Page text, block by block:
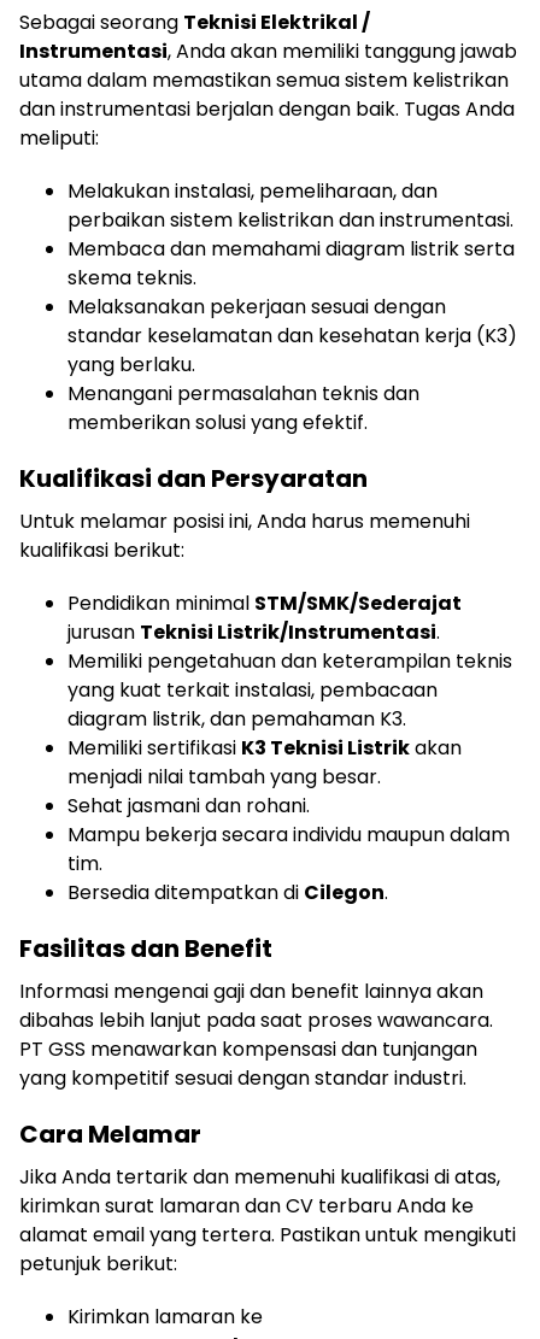
Sebagai seorang Teknisi Elektrikal /
Instrumentasi, Anda akan memiliki tanggung jawab
utama dalam memastikan semua sistem kelistrikan
dan instrumentasi berjalan dengan baik. Tugas Anda
meliputi:
Melakukan instalasi, pemeliharaan, dan
perbaikan sistem kelistrikan dan instrumentasi.
Membaca dan memahami diagram listrik serta
skema teknis.
Melaksanakan pekerjaan sesuai dengan
standar keselamatan dan kesehatan kerja (K3)
yang berlaku.
Menangani permasalahan teknis dan
memberikan solusi yang efektif.
Kualifikasi dan Persyaratan
Untuk melamar posisi ini, Anda harus memenuhi
kualifikasi berikut:
Pendidikan minimal STM/SMK/Sederajat
jurusan Teknisi Listrik/Instrumentasi.
Memiliki pengetahuan dan keterampilan teknis
yang kuat terkait instalasi, pembacaan
diagram listrik, dan pemahaman K3.
Memiliki sertifikasi K3 Teknisi Listrikakan
menjadi nilai tambah yang besar.
Sehat jasmani dan rohani.
Mampu bekerja secara individu maupun dalam
tim.
Bersedia ditempatkan di Cilegon.
Fasilitas dan Benefit
Informasi mengenai gaji dan benefit lainnya akan
dibahas lebih lanjut pada saat proses wawancara.
PT GSS menawarkan kompensasi dan tunjangan
yang kompetitif sesuai dengan standar industri.
Cara Melamar
Jika Anda tertarik dan memenuhi kualifikasi di atas,
kirimkan surat lamaran dan CV terbaru Anda ke
alamat email yang tertera. Pastikan untuk mengikuti
petunjuk berikut:
Kirimkan lamaran ke